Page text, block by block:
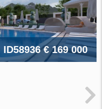
ID58936€ 169 000